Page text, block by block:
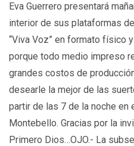
Eva Guerrero presentará
interior de sus plataformas
“Viva Voz” en formato físico
porque todo medio impreso
grandes costos de
desearle la mejor de las
partir de las 7 de la noche en
Montebello. Gracias por la
Primero Dios…OJO.- La